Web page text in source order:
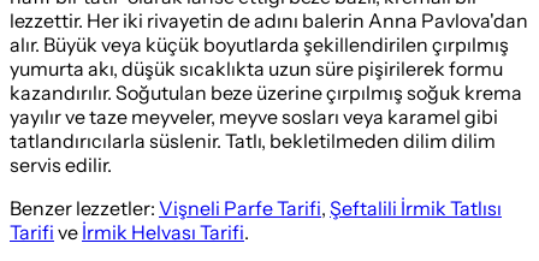
lezzettir. Her iki rivayetin de adını balerin Anna Pavlova'dan
alır. Büyük veya küçük boyutlarda şekillendirilen çırpılmış
yumurta akı, düşük sıcaklıkta uzun süre pişirilerek formu
kazandırılır. Soğutulan beze üzerine çırpılmış soğuk krema
yayılır ve taze meyveler, meyve sosları veya karamel gibi
tatlandırıcılarla süslenir. Tatlı, bekletilmeden dilim dilim
servis edilir.
Benzer lezzetler: Vişneli Parfe Tarifi, Şeftalili İrmik Tatlısı
Tarifi ve İrmik Helvası Tarifi.